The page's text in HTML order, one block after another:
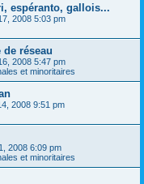
espéranto, gallois...
2008 5:03 pm
réseau
2008 5:47 pm
et minoritaires
2008 9:51 pm
2008 6:09 pm
et minoritaires